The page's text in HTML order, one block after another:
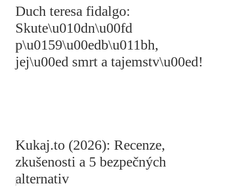
Duch teresa fidalgo:
Skute\u010dn\u00fd
p\u0159\u00edb\u011bh,
jej\u00ed smrt a tajemstv\u00ed!
Kukaj.to (2026): Recenze,
zkušenosti a 5 bezpečných
alternativ